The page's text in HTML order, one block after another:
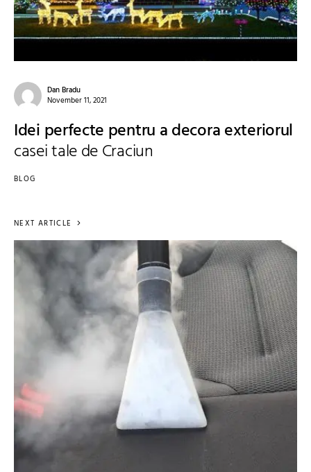
Dan Bradu
November 11, 2021
Idei perfecte pentru a decora exteriorul
casei tale de Craciun
BLOG
NEXT ARTICLE